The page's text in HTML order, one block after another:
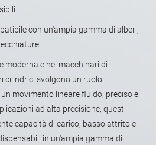
con un'ampia gamma di alberi,
moderna e nei macchinari di
cilindrici svolgono un ruolo
movimento lineare fluido, preciso e
ad alta precisione, questi
capacità di carico, basso attrito e
in un'ampia gamma di